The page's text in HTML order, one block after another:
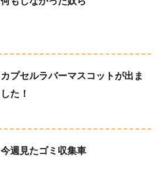
カプセルラバーマスコットが出ま
した！
今週見たゴミ収集車